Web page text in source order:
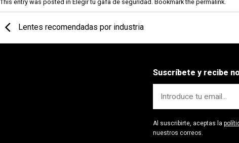
This entry was posted in Elegir tu gafa de seguridad . Bookmark the permalink.
Lentes recomendadas por industria
Suscríbete y recibe
Al suscribirte, aceptas la
nuestros correos.